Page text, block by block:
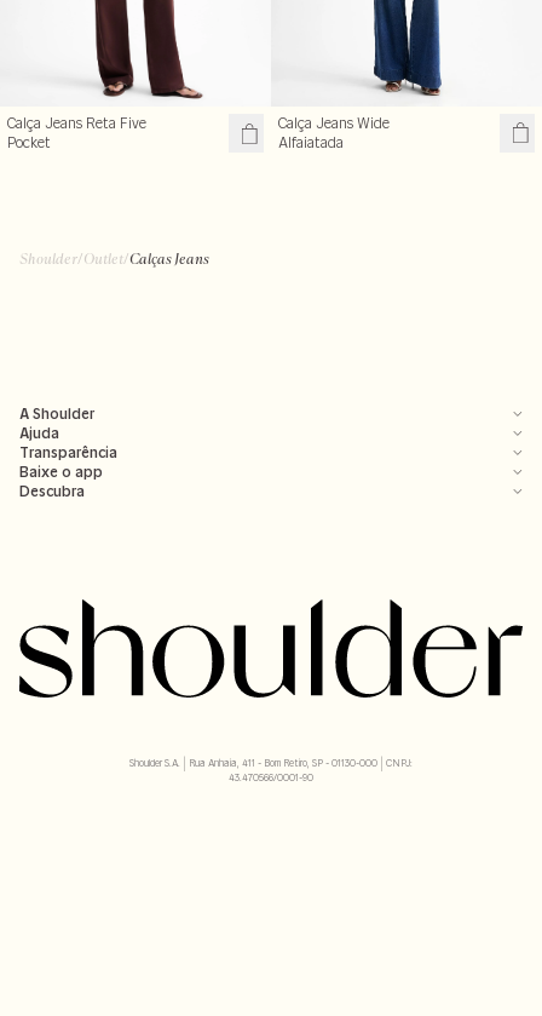
Calça Jeans Reta Five
Pocket
Calça Jeans Wide
Alfaiatada
Shoulder/Outlet/Calças Jeans
A Shoulder
Ajuda
Transparência
Baixe o app
Descubra
Shoulder S.A. | Rua Anhaia, 411 - Bom Retiro, SP - 01130-000 | CNPJ:
43.470566/0001-90